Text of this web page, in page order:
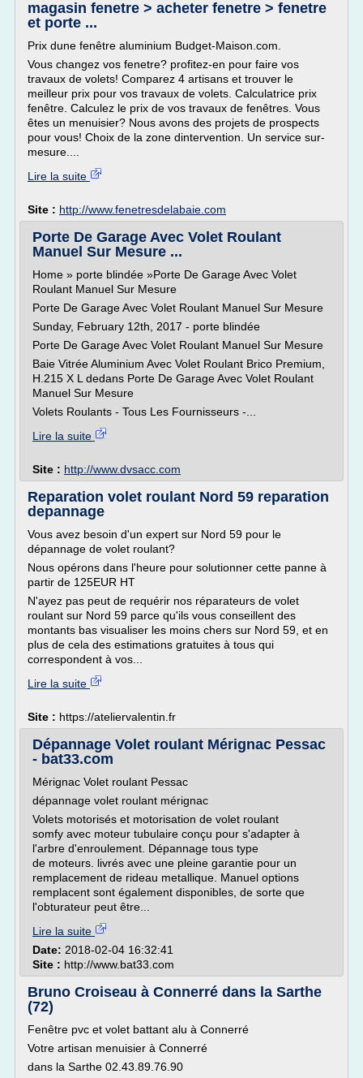
magasin fenetre > acheter fenetre > fenetre
et porte ...
Prix dune fenêtre aluminium Budget-Maison.com.
Vous changez vos fenetre? profitez-en pour faire vos
travaux de volets! Comparez 4 artisans et trouver le
meilleur prix pour vos travaux de volets. Calculatrice prix
fenêtre. Calculez le prix de vos travaux de fenêtres. Vous
êtes un menuisier? Nous avons des projets de prospects
pour vous! Choix de la zone dintervention. Un service sur-
mesure....
Lire la suite
Site : http://www.fenetresdelabaie.com
Porte De Garage Avec Volet Roulant
Manuel Sur Mesure ...
Home » porte blindée »Porte De Garage Avec Volet
Roulant Manuel Sur Mesure
Porte De Garage Avec Volet Roulant Manuel Sur Mesure
Sunday, February 12th, 2017 - porte blindée
Porte De Garage Avec Volet Roulant Manuel Sur Mesure
Baie Vitrée Aluminium Avec Volet Roulant Brico Premium,
H.215 X L dedans Porte De Garage Avec Volet Roulant
Manuel Sur Mesure
Volets Roulants - Tous Les Fournisseurs -...
Lire la suite
Site : http://www.dvsacc.com
Reparation volet roulant Nord 59 reparation
depannage
Vous avez besoin d'un expert sur Nord 59 pour le
dépannage de volet roulant?
Nous opérons dans l'heure pour solutionner cette panne à
partir de 125EUR HT
N'ayez pas peut de requérir nos réparateurs de volet
roulant sur Nord 59 parce qu'ils vous conseillent des
montants bas visualiser les moins chers sur Nord 59, et en
plus de cela des estimations gratuites à tous qui
correspondent à vos...
Lire la suite
Site : https://ateliervalentin.fr
Dépannage Volet roulant Mérignac Pessac
- bat33.com
Mérignac Volet roulant Pessac
dépannage volet roulant mérignac
Volets motorisés et motorisation de volet roulant
somfy avec moteur tubulaire conçu pour s'adapter à
l'arbre d'enroulement. Dépannage tous type
de moteurs. livrés avec une pleine garantie pour un
remplacement de rideau metallique. Manuel options
remplacent sont également disponibles, de sorte que
l'obturateur peut être...
Lire la suite
Date: 2018-02-04 16:32:41
Site : http://www.bat33.com
Bruno Croiseau à Connerré dans la Sarthe
(72)
Fenêtre pvc et volet battant alu à Connerré
Votre artisan menuisier à Connerré
dans la Sarthe 02.43.89.76.90